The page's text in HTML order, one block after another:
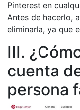
Pinterest en
Antes de hacerlo,
eliminarla, ya que
III.
cuenta
persona